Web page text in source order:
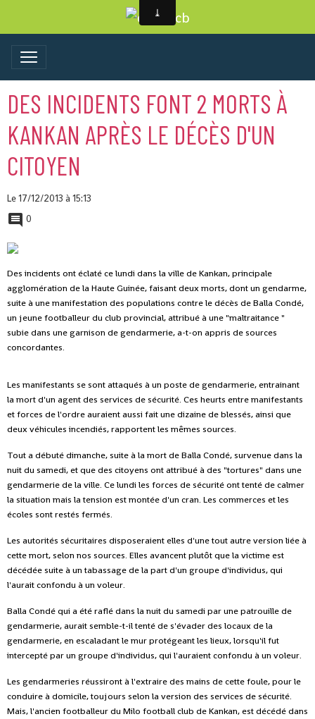
DES INCIDENTS FONT 2 MORTS À
KANKAN APRÈS LE DÉCÈS D'UN
CITOYEN
Le 17/12/2013 à 15:13
0
Des incidents ont éclaté ce lundi dans la ville de Kankan, principale
agglomération de la Haute Guinée, faisant deux morts, dont un gendarme,
suite à une manifestation des populations contre le décès de Balla Condé,
un jeune footballeur du club provincial, attribué à une "maltraitance "
subie dans une garnison de gendarmerie, a-t-on appris de sources
concordantes.
Les manifestants se sont attaqués à un poste de gendarmerie, entrainant
la mort d'un agent des services de sécurité. Ces heurts entre manifestants
et forces de l'ordre auraient aussi fait une dizaine de blessés, ainsi que
deux véhicules incendiés, rapportent les mêmes sources.
Tout a débuté dimanche, suite à la mort de Balla Condé, survenue dans la
nuit du samedi, et que des citoyens ont attribué à des "tortures" dans une
gendarmerie de la ville. Ce lundi les forces de sécurité ont tenté de calmer
la situation mais la tension est montée d'un cran. Les commerces et les
écoles sont restés fermés.
Les autorités sécuritaires disposeraient elles d'une tout autre version liée à
cette mort, selon nos sources. Elles avancent plutôt que la victime est
décédée suite à un tabassage de la part d'un groupe d'individus, qui
l'aurait confondu à un voleur.
Balla Condé qui a été raflé dans la nuit du samedi par une patrouille de
gendarmerie, aurait semble-t-il tenté de s'évader des locaux de la
gendarmerie, en escaladant le mur protégeant les lieux, lorsqu'il fut
intercepté par un groupe d'individus, qui l'auraient confondu à un voleur.
Les gendarmeries réussiront à l'extraire des mains de cette foule, pour le
conduire à domicile, toujours selon la version des services de sécurité.
Mais, l'ancien footballeur du Milo football club de Kankan, est décédé dans